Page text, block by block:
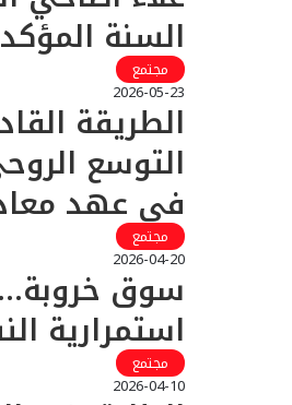
السنة
مجتمع
2026-05-23
الطريقة
التوسع
في عهد
مجتمع
2026-04-20
سوق خروبة…
استمرارية
مجتمع
2026-04-10